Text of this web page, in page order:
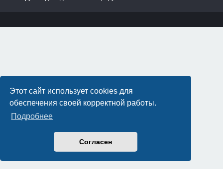
Этот сайт использует cookies для
обеспечения своей корректной работы.
Подробнее
Согласен